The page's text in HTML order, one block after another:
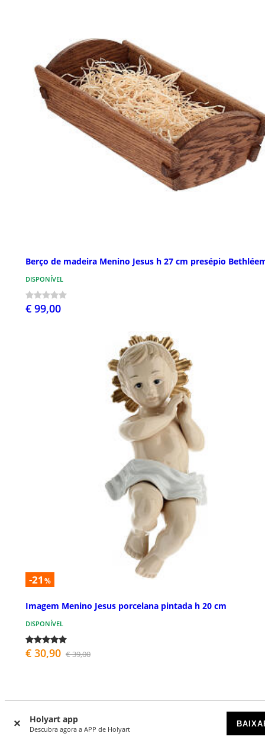
Holyart app
Descubra agora a APP de Holyart
Berço de madeira Menino Jesus h 27 cm presépio
DISPONÍVEL
€ 99,00
-21 %
Imagem Menino Jesus porcelana pintada h 20 cm
DISPONÍVEL
€ 30,90 € 39,00